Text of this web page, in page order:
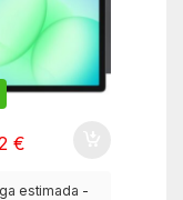
€
estimada -